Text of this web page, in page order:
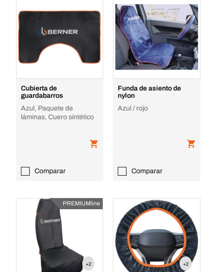
Cubierta de
guardabarros
Azul, Paquete de
láminas, Cuero sintético
Comparar
Funda de asiento de
nylon
Azul / rojo
Comparar
PREMIUMline
+2 +2